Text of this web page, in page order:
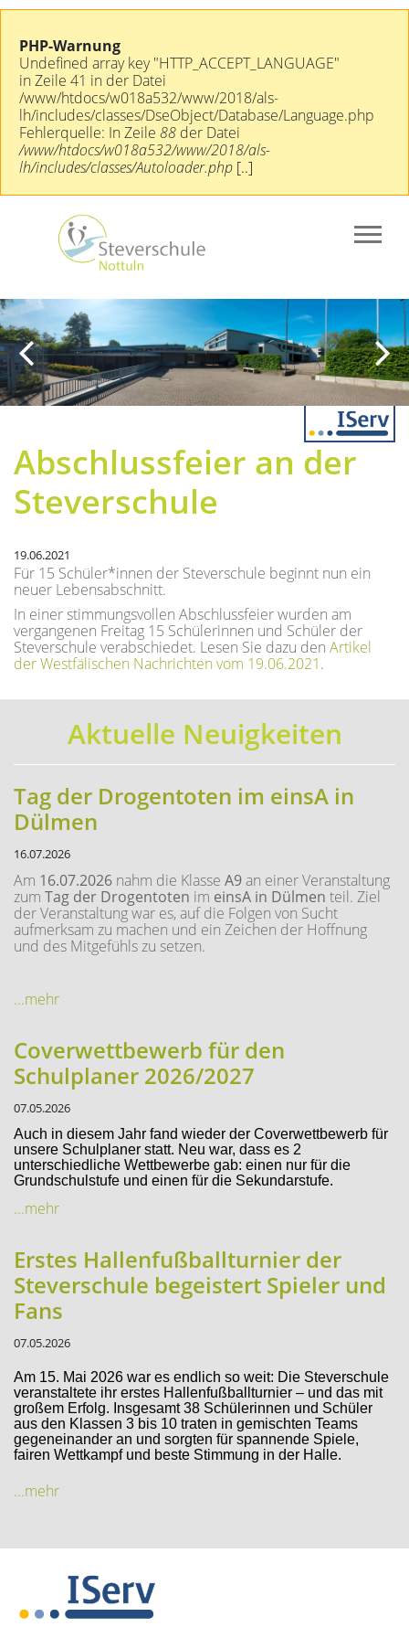
PHP-Warnung
Undefined array key "HTTP_ACCEPT_LANGUAGE"
in Zeile 41 in der Datei
/www/htdocs/w018a532/www/2018/als-
lh/includes/classes/DseObject/Database/Language.php
Fehlerquelle: In Zeile 88 der Datei
/www/htdocs/w018a532/www/2018/als-
lh/includes/classes/Autoloader.php [..]
Abschlussfeier an der
Steverschule
19.06.2021
Für 15 Schüler*innen der Steverschule beginnt nun ein
neuer Lebensabschnitt.
In einer stimmungsvollen Abschlussfeier wurden am
vergangenen Freitag 15 Schülerinnen und Schüler der
Steverschule verabschiedet. Lesen Sie dazu den Artikel
der Westfälischen Nachrichten vom 19.06.2021.
Aktuelle Neuigkeiten
Tag der Drogentoten im einsA in
Dülmen
16.07.2026
Am 16.07.2026 nahm die Klasse A9an einer Veranstaltung
zum Tag der Drogentoten im einsA in Dülmen teil. Ziel
der Veranstaltung war es, auf die Folgen von Sucht
aufmerksam zu machen und ein Zeichen der Hoffnung
und des Mitgefühls zu setzen.
...mehr
Coverwettbewerb für den
Schulplaner 2026/2027
07.05.2026
Auch in diesem Jahr fand wieder der Coverwettbewerb für
unsere Schulplaner statt. Neu war, dass es 2
unterschiedliche Wettbewerbe gab: einen nur für die
Grundschulstufe und einen für die Sekundarstufe.
...mehr
Erstes Hallenfußballturnier der
Steverschule begeistert Spieler und
Fans
07.05.2026
Am 15. Mai 2026 war es endlich so weit: Die Steverschule
veranstaltete ihr erstes Hallenfußballturnier – und das mit
großem Erfolg. Insgesamt 38 Schülerinnen und Schüler
aus den Klassen 3 bis 10 traten in gemischten Teams
gegeneinander an und sorgten für spannende Spiele,
fairen Wettkampf und beste Stimmung in der Halle.
...mehr